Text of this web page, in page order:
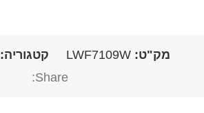
מק"ט: LWF7109W קטגוריה:
Share: